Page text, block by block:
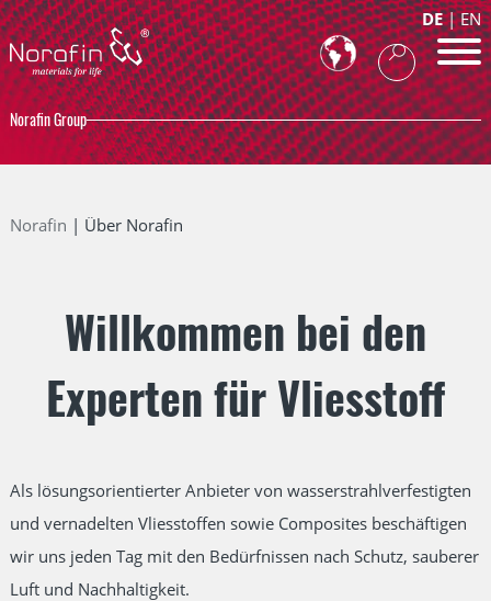
DE
EN
Norafin Group
Norafin Über Norafin
Willkommen bei den
Experten für Vliesstoff
Als lösungsorientierter Anbieter von wasserstrahlverfestigten
und vernadelten Vliesstoffen sowie Composites beschäftigen
wir uns jeden Tag mit den Bedürfnissen nach Schutz, sauberer
Luft und Nachhaltigkeit.